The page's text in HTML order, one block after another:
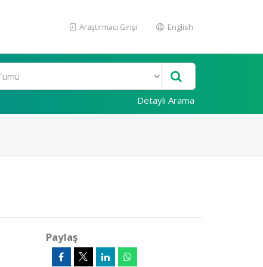
Araştırmacı Girişi English
Detaylı Arama
Paylaş